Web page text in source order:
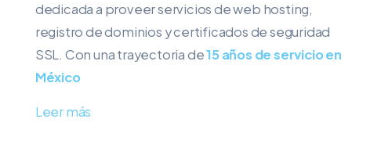
dedicada a proveer servicios de web hosting,
registro de dominios y certificados de seguridad
SSL. Con una trayectoria de15 años de servicio en
México
Leer más